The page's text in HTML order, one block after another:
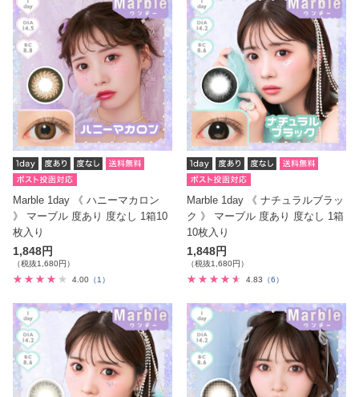
Marble 1day 《 ハニーマカロン
》 マーブル 度あり 度なし 1箱10
枚入り
1,848円
（税抜1,680円）
4.00 （1）
Marble 1day 《 ナチュラルブラッ
ク 》 マーブル 度あり 度なし 1箱
10枚入り
1,848円
（税抜1,680円）
4.83
（6）